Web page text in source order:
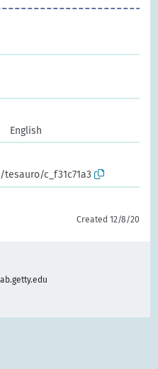
English
c_f31c71a3
Created 12/8/20